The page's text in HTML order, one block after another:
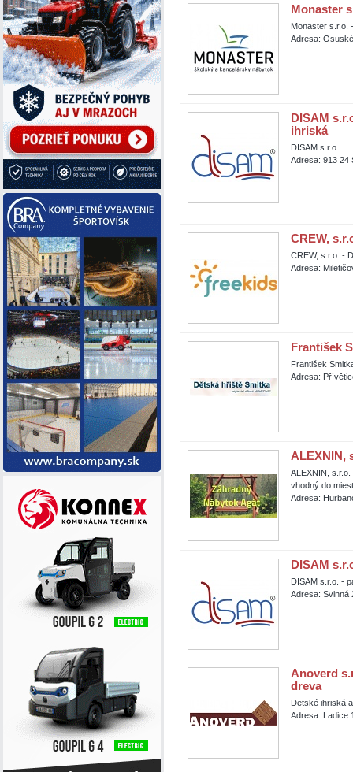
Monaster
Monaster s.r.o.
Adresa:
DISAM
ihriská
DISAM s.r.o.
Adresa: 913 24
CREW,
CREW, s.r.o. -
Adresa:
František
František
Adresa:
ALEXNIN,
ALEXNIN,
vhodný do
Adresa:
DISAM
DISAM s.r.o. -
Adresa: Svinná
Anoverd
dreva
Detské ihriská
Adresa: Ladice